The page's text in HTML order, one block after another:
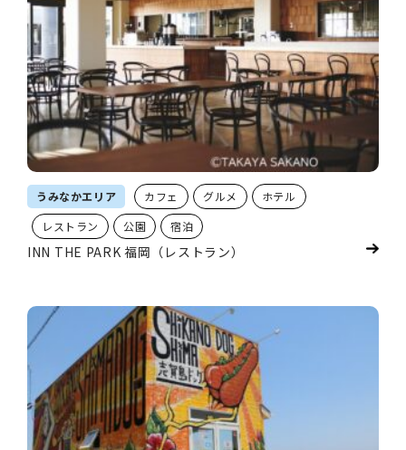
うみなかエリア カフェ グルメ
ホテル
レストラン
公園 宿泊
INN THE PARK 福岡（レストラン）